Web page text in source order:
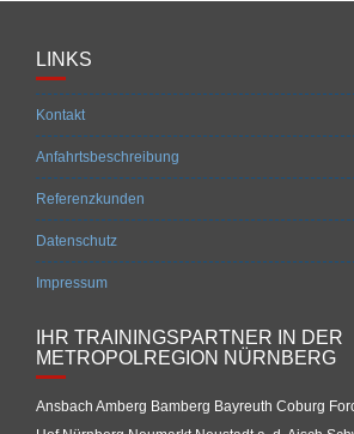
LINKS
Kontakt
Anfahrtsbeschreibung
Referenzkunden
Datenschutz
Impressum
IHR TRAININGSPARTNER IN DER
METROPOLREGION NÜRNBERG
Ansbach Amberg Bamberg Bayreuth Coburg